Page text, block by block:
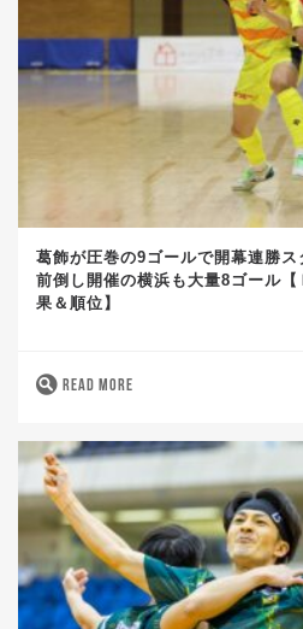
葛飾が圧巻の9ゴールで開幕連勝ス
前倒し開催の横浜も大量8ゴール
果＆順位】
READ MORE